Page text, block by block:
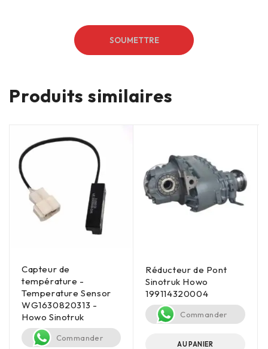
Produits similaires
Capteur de
température -
Temperature Sensor
WG1630820313 -
Howo Sinotruk
Commander
Réducteur de Pont
Sinotruk Howo
199114320004
Commander
AU PANIER